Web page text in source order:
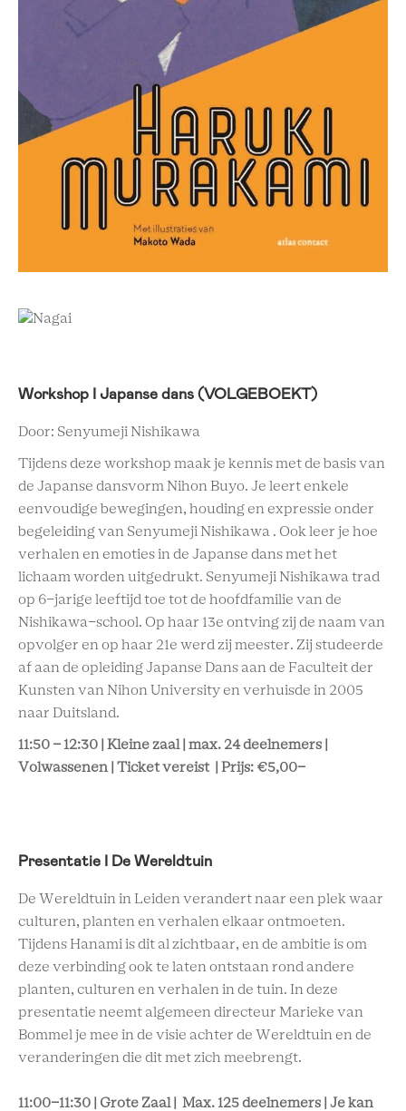
Workshop I Japanse dans (VOLGEBOEKT)
Door: Senyumeji Nishikawa
Tijdens deze workshop maak je kennis met de basis van
de Japanse dansvorm Nihon Buyo. Je leert enkele
eenvoudige bewegingen, houding en expressie onder
begeleiding van Senyumeji Nishikawa . Ook leer je hoe
verhalen en emoties in de Japanse dans met het
lichaam worden uitgedrukt. Senyumeji Nishikawa trad
op 6-jarige leeftijd toe tot de hoofdfamilie van de
Nishikawa-school. Op haar 13e ontving zij de naam van
opvolger en op haar 21e werd zij meester. Zij studeerde
af aan de opleiding Japanse Dans aan de Faculteit der
Kunsten van Nihon University en verhuisde in 2005
naar Duitsland.
11:50 - 12:30 | Kleine zaal | max. 24 deelnemers |
Volwassenen | Ticket vereist | Prijs: €5,00-
Presentatie I De Wereldtuin
De Wereldtuin in Leiden verandert naar een plek waar
culturen, planten en verhalen elkaar ontmoeten.
Tijdens Hanami is dit al zichtbaar, en de ambitie is om
deze verbinding ook te laten ontstaan rond andere
planten, culturen en verhalen in de tuin. In deze
presentatie neemt algemeen directeur Marieke van
Bommel je mee in de visie achter de Wereldtuin en de
veranderingen die dit met zich meebrengt.
11:00-11:30 | Grote Zaal | Max. 125 deelnemers | Je kan